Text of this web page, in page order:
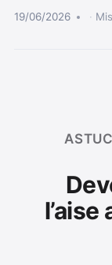
19/06/2026